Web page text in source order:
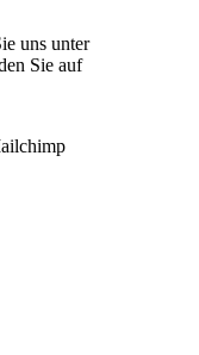
uns unter
Sie auf